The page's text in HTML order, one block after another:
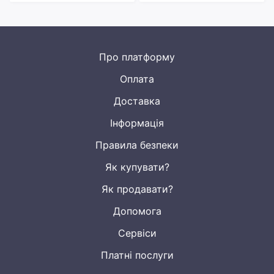
завдань, що вимагають високої повторюваності.
навантаження на оператора та підвищує загальний
різкі рухи та нерівномірне зусилля під час ручного
* Простота встановлення й експлуатації: Двигун
подавання розроблений з урахуванням зручності
встановлюється на сумісні фрезерні столи та не
вимагає складних налаштувань. Інтуїтивно
адаптуватися до роботи навіть за мінімального
досвіду використання автоматизованих систем
Про платформу
Оплата
Доставка
Інформація
Правила безпеки
Як купувати?
Як продавати?
Допомога
Сервіси
Платні послуги